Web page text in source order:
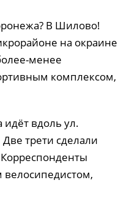
В Шилово!
на окраине
менее
комплексом,
вдоль ул.
трети сделали